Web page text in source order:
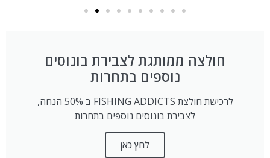
חולצה ממותגת לצבירת בונוסים
נוספים בתחרות
לרכישת חולצת FISHING ADDICTS ב 50% הנחה,
לצבירת בונוסים נוספים בתחרות
לחץ כאן